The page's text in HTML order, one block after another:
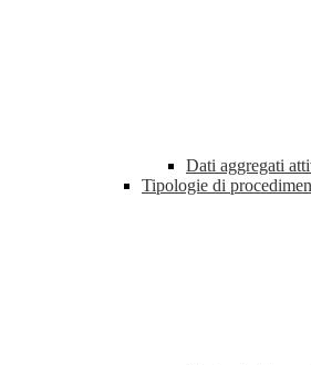
Dati aggregati
Tipologie di